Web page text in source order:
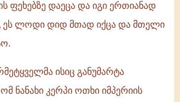
ფეხებზე დაეცა და იგი ერთიანად
ეს ლოდი დიდ მთად იქცა და მთელი
ისიც განუმარტა
ნანახი კერპი ოთხი იმპერიის